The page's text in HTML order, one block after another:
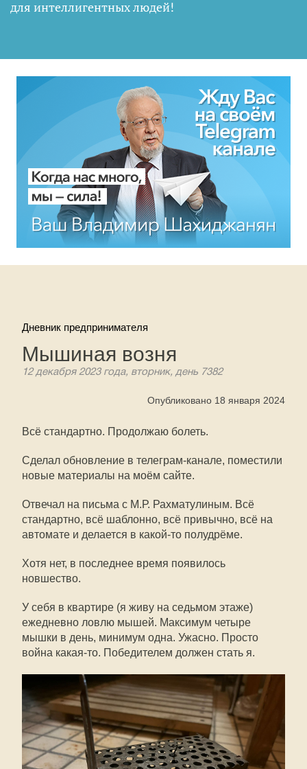
для интеллигентных людей!
Дневник предпринимателя
Мышиная возня
12 декабря 2023 года, вторник, день 7382
Опубликовано 18 января 2024
Всё стандартно. Продолжаю болеть.
Сделал обновление в телеграм-канале, поместили
новые материалы на моём сайте.
Отвечал на письма с М.Р. Рахматулиным. Всё
стандартно, всё шаблонно, всё привычно, всё на
автомате и делается в какой-то полудрёме.
Хотя нет, в последнее время появилось
новшество.
У себя в квартире (я живу на седьмом этаже)
ежедневно ловлю мышей. Максимум четыре
мышки в день, минимум одна. Ужасно. Просто
война какая-то. Победителем должен стать я.